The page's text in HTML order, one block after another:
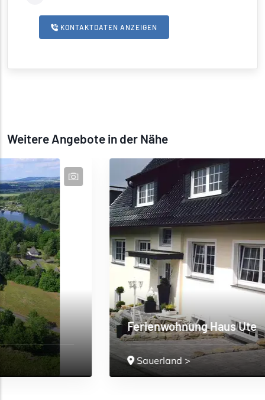
KONTAKTDATEN ANZEIGEN
Weitere Angebote in der Nähe
Ferienwohnung Haus Ute
>